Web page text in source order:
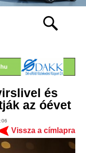
és
az óévet
Vissza a címlapra